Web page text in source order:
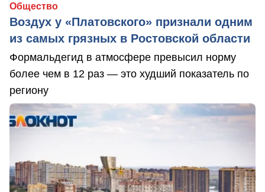
Общество
Воздух у «Платовского» признали одним
из самых грязных в Ростовской области
Формальдегид в атмосфере превысил норму
более чем в 12 раз — это худший показатель по
региону